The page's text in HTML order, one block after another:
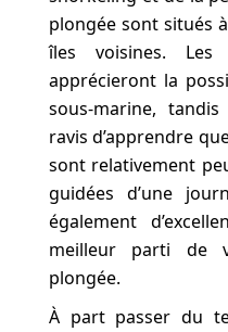
plongée sont situés
îles voisines. Les
apprécieront la
sous-marine,
ravis d’apprendre
sont relativement
guidées d’une
également
meilleur parti de
plongée.
À part passer du